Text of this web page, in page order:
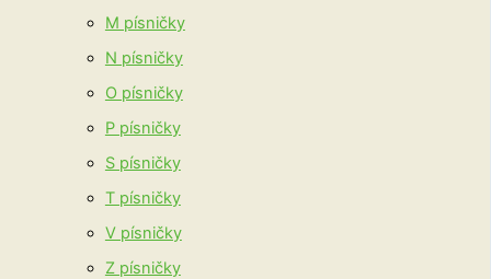
M písničky
N písničky
O písničky
P písničky
S písničky
T písničky
V písničky
Z písničky